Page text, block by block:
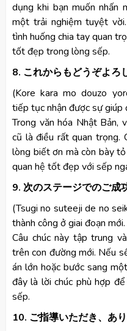
dụng khi bạn muốn nhấn
một trải nghiệm tuyệt
tình huống chia tay quan
tốt đẹp trong lòng sếp.
8. これからもどうぞよろ
(Kore kara mo douzo
tiếp tục nhận được sự
Trong văn hóa Nhật Bản,
cũ là điều rất quan trọng.
lòng biết ơn mà còn bày
quan hệ tốt đẹp với sếp
9. 次のステージでのご成
(Tsugi no suteeji de no
thành công ở giai đoạn mới.
Câu chúc này tập trung
trên con đường mới. Nếu
án lớn hoặc bước sang
đây là lời chúc phù hợp
sếp.
10. ご指導いただき、あ